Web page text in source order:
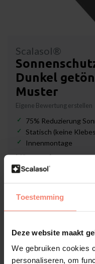
Toestemming
Deze website maakt
We gebruiken cookies
personaliseren, om
Scalasol®
Dunkel
Muster
Eigene Bewertung erstellen
75% Reduzierung
Statisch (keine
Innenmontage
Münster:*
Lieferzeit: 3-5